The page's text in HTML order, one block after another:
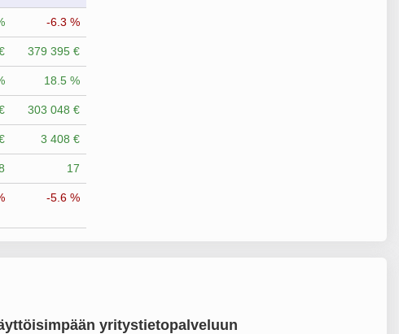
-6.3 %
379 395 €
18.5 %
303 048 €
3 408 €
17
-5.6 %
yritystietopalveluun